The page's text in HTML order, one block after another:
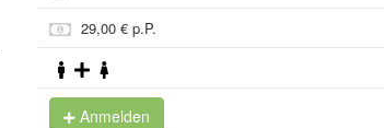
29,00 € p.P.
Anmelden